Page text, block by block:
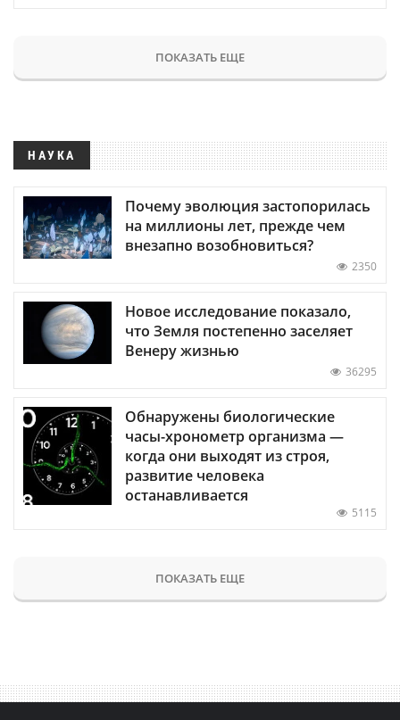
ПОКАЗАТЬ ЕЩЕ
НАУКА
Почему эволюция застопорилась
на миллионы лет, прежде чем
внезапно возобновиться?
2350
Новое исследование показало,
что Земля постепенно заселяет
Венеру жизнью
36295
Обнаружены биологические
часы-хронометр организма —
когда они выходят из строя,
развитие человека
останавливается
5115
ПОКАЗАТЬ ЕЩЕ